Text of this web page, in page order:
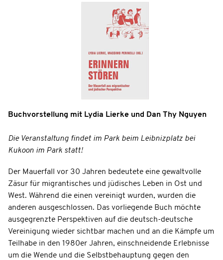
Buchvorstellung mit Lydia Lierke und Dan Thy Nguyen
Die Veranstaltung findet im Park beim Leibnizplatz bei
Kukoon im Park statt!
Der Mauerfall vor 30 Jahren bedeutete eine gewaltvolle
Zäsur für migrantisches und jüdisches Leben in Ost und
West. Während die einen vereinigt wurden, wurden die
anderen ausgeschlossen. Das vorliegende Buch möchte
ausgegrenzte Perspektiven auf die deutsch-deutsche
Vereinigung wieder sichtbar machen und an die Kämpfe um
Teilhabe in den 1980er Jahren, einschneidende Erlebnisse
um die Wende und die Selbstbehauptung gegen den